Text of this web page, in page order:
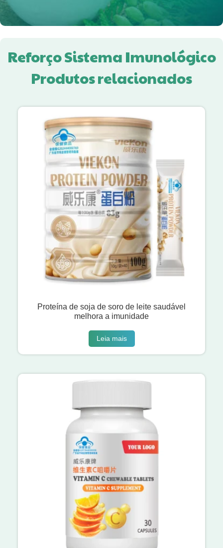
Reforço Sistema Imunológico
Produtos relacionados
Proteína de soja de soro de leite saudável
melhora a imunidade
Leia mais